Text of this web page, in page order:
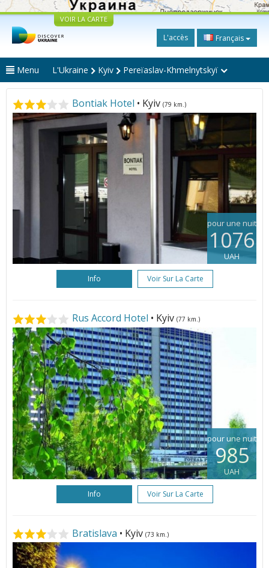
VOIR LA CARTE
L'accès Français
Menu L'Ukraine Kyiv Pereïaslav-Khmelnytskyï
Bontiak Hotel • Kyiv (79 km.)
pour une nuit
1076
UAH
Info Voir Sur La Carte
Rus Accord Hotel • Kyiv (77 km.)
pour une nuit
985
UAH
Info Voir Sur La Carte
Bratislava • Kyiv (73 km.)